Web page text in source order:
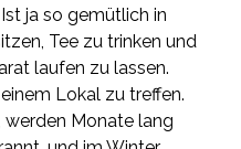
ja so gemütlich in
Tee zu trinken und
laufen zu lassen.
Lokal zu treffen.
Monate lang